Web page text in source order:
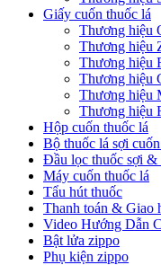
Giấy cuốn thuốc lá
Thương hiệu
Thương hiệu
Thương hiệu
Thương hiệu
Thương hiệu
Thương hiệu
Hộp cuốn thuốc lá
Bộ thuốc lá sợi
Đầu lọc thuốc sợi &
Máy cuốn thuốc lá
Tẩu hút thuốc
Thanh toán & Giao
Video Hướng Dẫn
Bật lửa zippo
Phụ kiện zippo